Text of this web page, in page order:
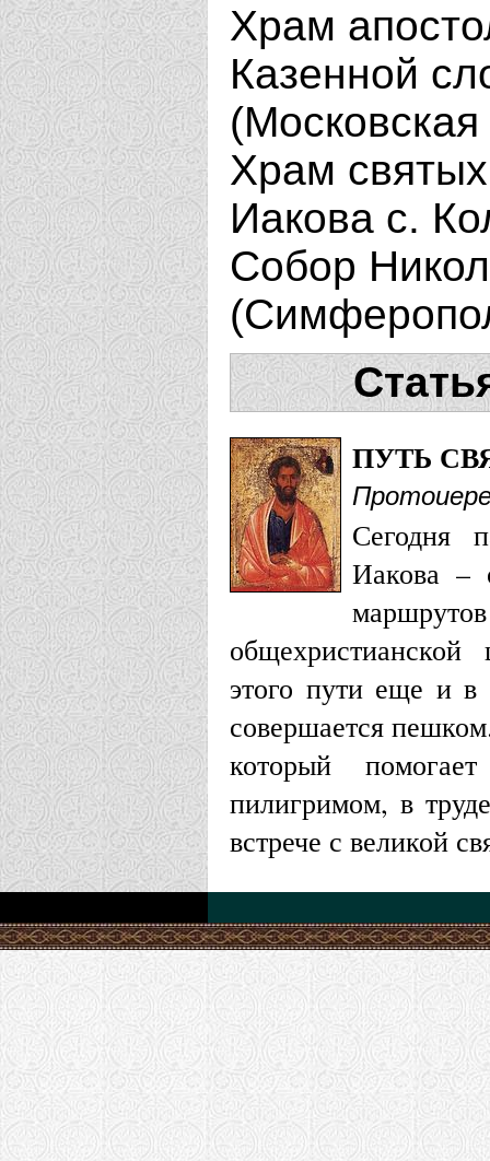
Храм
Казенной
Храм
Иакова с.
Собор
ПУТЬ
Сегодня
Иакова –
общехристианской
этого пути еще и в
совершается
который
пилигримом, в
встрече с великой